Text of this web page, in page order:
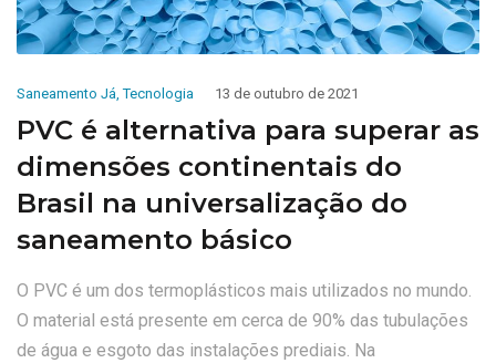
Saneamento Já,Tecnologia 13 de outubro de 2021
PVC é alternativa para superar as
dimensões continentais do
Brasil na universalização do
saneamento básico
O PVC é um dos termoplásticos mais utilizados no mundo.
O material está presente em cerca de 90% das tubulações
de água e esgoto das instalações prediais. Na